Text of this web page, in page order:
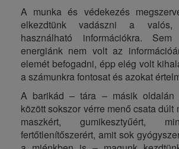
A munka és védekezés
elkezdtünk vadászni a
használható információkra.
energiánk nem volt az
elemét befogadni, épp elég volt
a számunkra fontosat és azokat
A barikád – tára – másik oldalán
között sokszor vérre menő csata dúlt
maszkért, gumikesztyűért,
fertőtlenítőszerért, amit sok